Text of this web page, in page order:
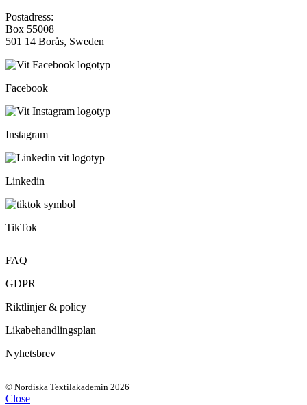
Postadress:
Box 55008
501 14 Borås, Sweden
Facebook
Instagram
Linkedin
TikTok
FAQ
GDPR
Riktlinjer & policy
Likabehandlingsplan
Nyhetsbrev
© Nordiska Textilakademin 2026
Close